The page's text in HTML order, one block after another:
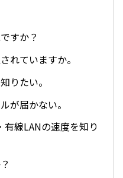
すか？
れていますか。
りたい。
が届かない。
線LANの速度を知り